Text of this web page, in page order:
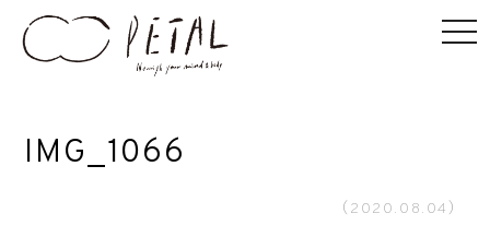
IMG_1066
（2020.08.04）